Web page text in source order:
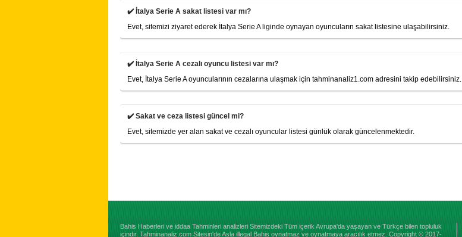
✔️ İtalya Serie A sakat listesi var mı?
Evet, sitemizi ziyaret ederek İtalya Serie A liginde oynayan oyuncuların sakat listesine ulaşabilirsiniz.
✔️ İtalya Serie A cezalı oyuncu listesi var mı?
Evet, İtalya Serie A oyuncularının cezalarına ulaşmak için tahminanaliz1.com adresini takip edebilirsiniz.
✔️ Sakat ve ceza listesi güncel mi?
Evet, sitemizde yer alan sakat ve cezalı oyuncular listesi günlük olarak güncelenmektedir.
Bahis Haberleri ve iddaa Tahminleri analizleri Sitemizdeki Tüm içerik Avrupa'da yaşayan ve Türkçe bilen topluluk
içindir. Tahminanaliz.com Sitesin'de Asla illegal Bahis oynatmaz ve oynatmaya aracılık etmez. Copyright © 2017-